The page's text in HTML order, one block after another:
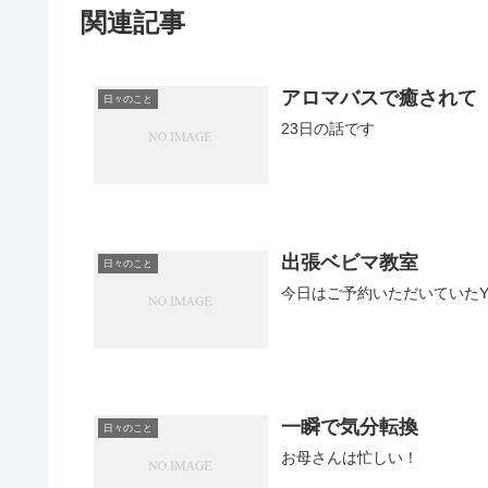
関連記事
日々のこと アロマバスで癒されて
23日の話です
日々のこと 出張ベビマ教室
今日はご予約いただいていた
日々のこと 一瞬で気分転換
お母さんは忙しい！